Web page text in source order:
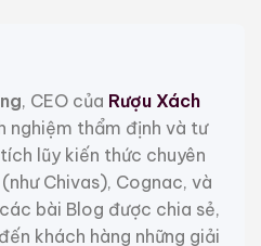
, CEO của Rượu Xách
nghiệm thẩm định và tư
lũy kiến thức chuyên
Chivas), Cognac, và
bài Blog được chia sẻ,
khách hàng những giải